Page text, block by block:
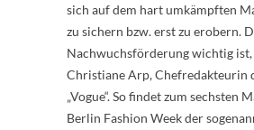
sich auf dem hart umkämpften
zu sichern bzw. erst zu erobern.
Nachwuchsförderung wichtig
Christiane Arp, Chefredakteurin
„Vogue“. So findet zum sechsten
Berlin Fashion Week der